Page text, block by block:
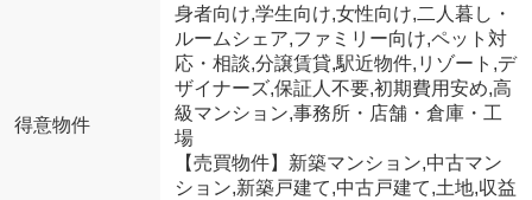
得意物件
身者向け,学生向け,女性向け,二人暮し・
ルームシェア,ファミリー向け,ペット対
応・相談,分譲賃貸,駅近物件,リゾート,デ
ザイナーズ,保証人不要,初期費用安め,高
級マンション,事務所・店舗・倉庫・工
場
【売買物件】新築マンション,中古マン
ション,新築戸建て,中古戸建て,土地,収益